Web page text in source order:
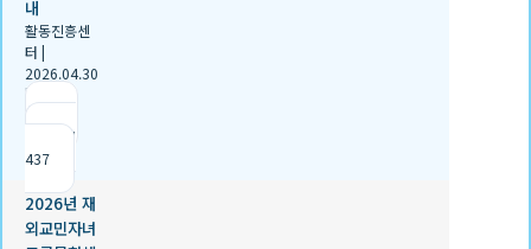
내
활동진흥센
터 |
2026.04.30
|
조회
437
2026년 재
외교민자녀